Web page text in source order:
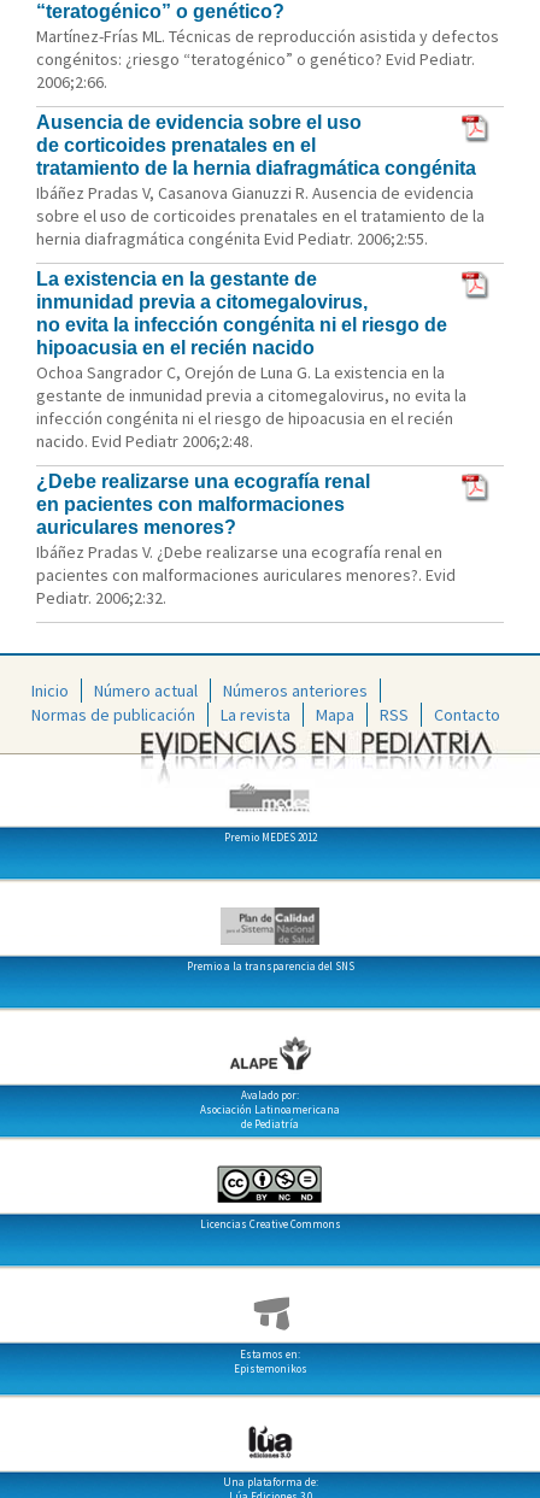
“teratogénico” o genético?
Martínez-Frías ML. Técnicas de reproducción asistida y defectos
congénitos: ¿riesgo “teratogénico” o genético? Evid Pediatr.
2006;2:66.
Ausencia de evidencia sobre el uso
de corticoides prenatales en el
tratamiento de la hernia diafragmática congénita
Ibáñez Pradas V, Casanova Gianuzzi R. Ausencia de evidencia
sobre el uso de corticoides prenatales en el tratamiento de la
hernia diafragmática congénita Evid Pediatr. 2006;2:55.
La existencia en la gestante de
inmunidad previa a citomegalovirus,
no evita la infección congénita ni el riesgo de
hipoacusia en el recién nacido
Ochoa Sangrador C, Orejón de Luna G. La existencia en la
gestante de inmunidad previa a citomegalovirus, no evita la
infección congénita ni el riesgo de hipoacusia en el recién
nacido. Evid Pediatr 2006;2:48.
¿Debe realizarse una ecografía renal
en pacientes con malformaciones
auriculares menores?
Ibáñez Pradas V. ¿Debe realizarse una ecografía renal en
pacientes con malformaciones auriculares menores?. Evid
Pediatr. 2006;2:32.
Inicio Número actual
Números anteriores
Normas de publicación
La revista Mapa RSS Contacto
Premio MEDES 2012
Premio a la transparencia del SNS
Avalado por:
Asociación Latinoamericana
de Pediatría
Licencias Creative Commons
Estamos en:
Epistemonikos
Una plataforma de: